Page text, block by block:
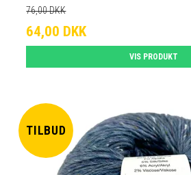
76,00 DKK
64,00 DKK
VIS PRODUKT
TILBUD